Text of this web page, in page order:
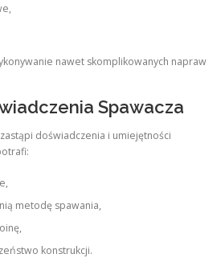
nawet skomplikowanych napraw
Spawacza
doświadczenia i umiejętności
metodę spawania,
konstrukcji.